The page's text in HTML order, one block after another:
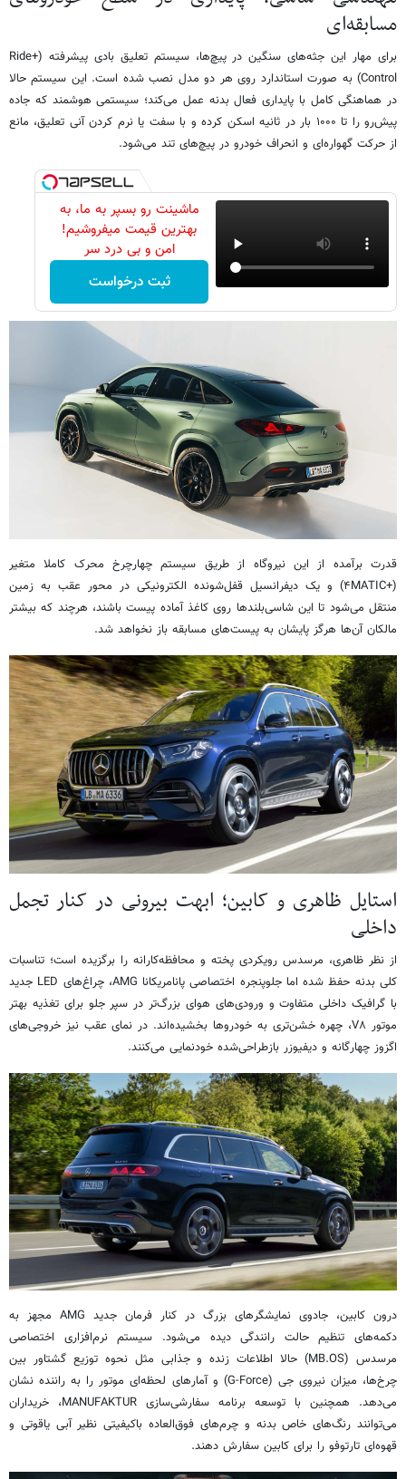
مسابقه‌ای
برای مهار این جثه‌های سنگین در پیچ‌ها، سیستم تعلیق بادی پیشرفته (+Ride
Control) به صورت استاندارد روی هر دو مدل نصب شده است. این سیستم حالا
در هماهنگی کامل با پایداری فعال بدنه عمل می‌کند؛ سیستمی هوشمند که جاده
پیش‌رو را تا ۱۰۰۰ بار در ثانیه اسکن کرده و با سفت یا نرم کردن آنی تعلیق، مانع
از حرکت گهواره‌ای و انحراف خودرو در پیچ‌های تند می‌شود.
ماشینت رو بسپر به ما، به
بهترین قیمت میفروشیم!
امن و بی درد سر
ثبت درخواست
قدرت برآمده از این نیروگاه از طریق سیستم چهارچرخ محرک کاملا متغیر
(+۴MATIC) و یک دیفرانسیل قفل‌شونده الکترونیکی در محور عقب به زمین
منتقل می‌شود تا این شاسی‌بلندها روی کاغذ آماده پیست باشند، هرچند که بیشتر
مالکان آن‌ها هرگز پایشان به پیست‌های مسابقه باز نخواهد شد.
استایل ظاهری و کابین؛ ابهت بیرونی در کنار تجمل
داخلی
از نظر ظاهری، مرسدس رویکردی پخته و محافظه‌کارانه را برگزیده است؛ تناسبات
کلی بدنه حفظ شده اما جلوپنجره اختصاصی پانامریکانا AMG، چراغ‌های LED جدید
با گرافیک داخلی متفاوت و ورودی‌های هوای بزرگ‌تر در سپر جلو برای تغذیه بهتر
موتور V۸، چهره خشن‌تری به خودروها بخشیده‌اند. در نمای عقب نیز خروجی‌های
اگزوز چهارگانه و دیفیوزر بازطراحی‌شده خودنمایی می‌کنند.
درون کابین، جادوی نمایشگرهای بزرگ در کنار فرمان جدید AMG مجهز به
دکمه‌های تنظیم حالت رانندگی دیده می‌شود. سیستم نرم‌افزاری اختصاصی
مرسدس (MB.OS) حالا اطلاعات زنده و جذابی مثل نحوه توزیع گشتاور بین
چرخ‌ها، میزان نیروی جی (G-Force) و آمارهای لحظه‌ای موتور را به راننده نشان
می‌دهد. همچنین با توسعه برنامه سفارشی‌سازی MANUFAKTUR، خریداران
می‌توانند رنگ‌های خاص بدنه و چرم‌های فوق‌العاده باکیفیتی نظیر آبی یاقوتی و
قهوه‌ای تارتوفو را برای کابین سفارش دهند.